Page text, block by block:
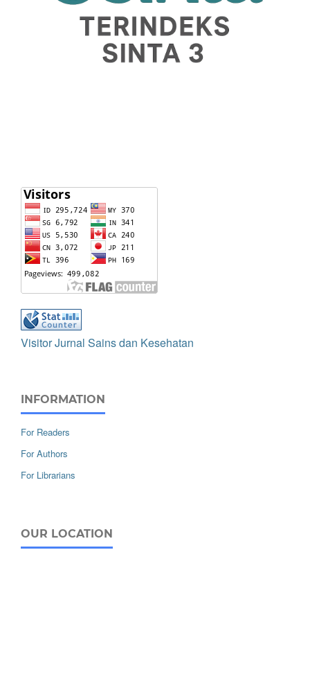
Visitor Jurnal Sains dan Kesehatan
INFORMATION
For Readers
For Authors
For Librarians
OUR LOCATION